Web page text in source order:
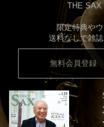
THE SAX
限定特典や
送料なしで雑
無料会員登録